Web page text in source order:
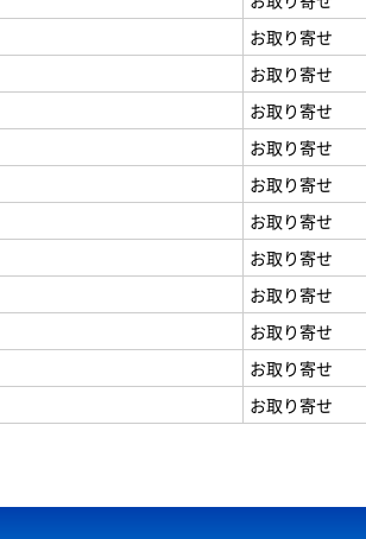
お取り寄せ
お取り寄せ
お取り寄せ
お取り寄せ
お取り寄せ
お取り寄せ
お取り寄せ
お取り寄せ
お取り寄せ
お取り寄せ
お取り寄せ